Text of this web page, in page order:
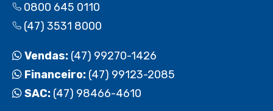
0800 645 0110
(47) 3531 8000
Vendas: (47) 99270-1426
Financeiro: (47) 99123-2085
SAC: (47) 98466-4610